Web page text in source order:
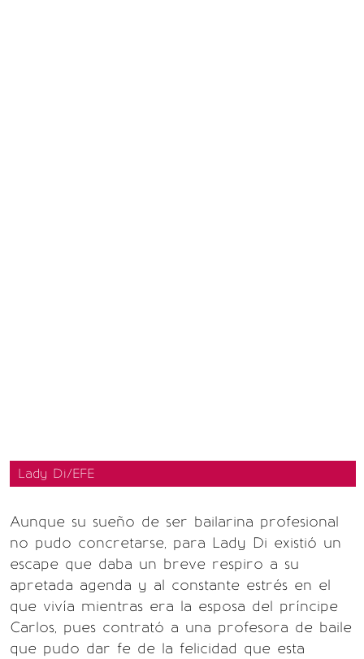
Lady Di/EFE
Aunque su sueño de ser bailarina profesional
no pudo concretarse, para Lady Di existió un
escape que daba un breve respiro a su
apretada agenda y al constante estrés en el
que vivía mientras era la esposa del príncipe
Carlos, pues contrató a una profesora de baile
que pudo dar fe de la felicidad que esta